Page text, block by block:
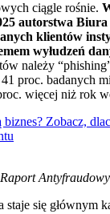
ciągle rośnie.
autorstwa
klientów
wyłudzeń
należy
proc. badanych
więcej niż rok
Zobacz,
się głównym